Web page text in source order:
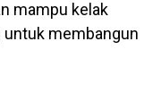
mampu kelak
untuk membangun